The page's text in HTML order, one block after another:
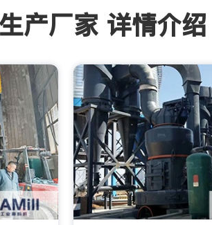
产厂家 详情介绍